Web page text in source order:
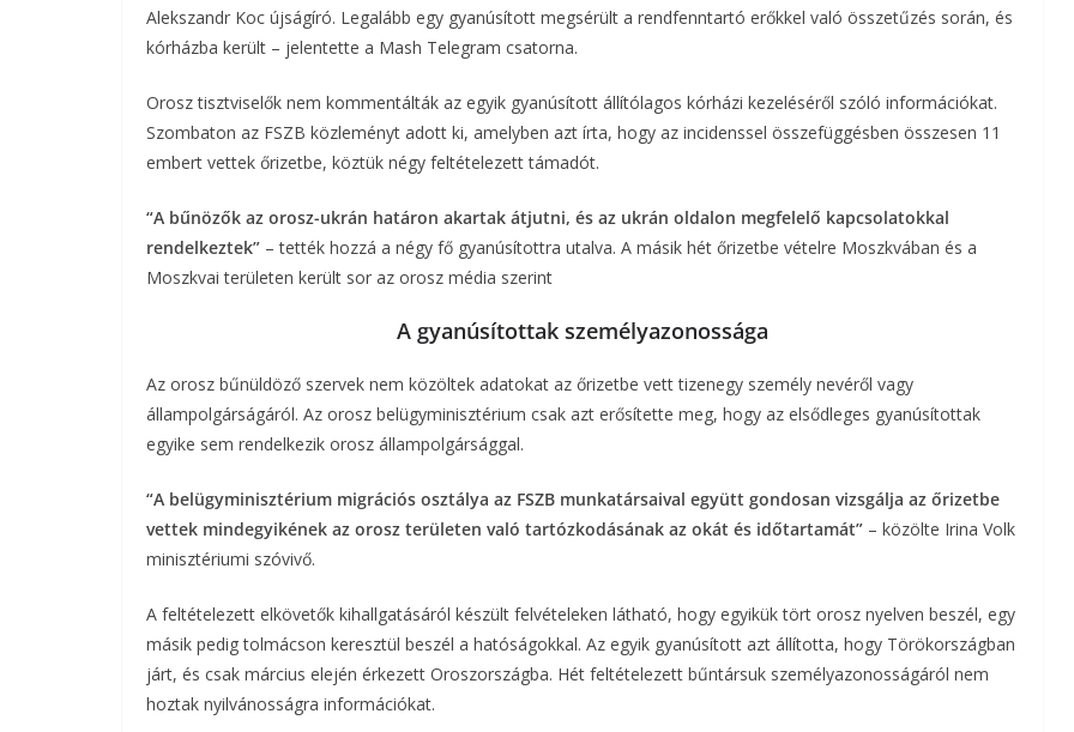
Alekszandr Koc újságíró. Legalább egy gyanúsított megsérült a rendfenntartó erőkkel való összetűzés során, és
kórházba került – jelentette a Mash Telegram csatorna.
Orosz tisztviselők nem kommentálták az egyik gyanúsított állítólagos kórházi kezeléséről szóló információkat.
Szombaton az FSZB közleményt adott ki, amelyben azt írta, hogy az incidenssel összefüggésben összesen 11
embert vettek őrizetbe, köztük négy feltételezett támadót.
“A bűnözők az orosz-ukrán határon akartak átjutni, és az ukrán oldalon megfelelő kapcsolatokkal
rendelkeztek” – tették hozzá a négy fő gyanúsítottra utalva. A másik hét őrizetbe vételre Moszkvában és a
Moszkvai területen került sor az orosz média szerint
A gyanúsítottak személyazonossága
Az orosz bűnüldöző szervek nem közöltek adatokat az őrizetbe vett tizenegy személy nevéről vagy
állampolgárságáról. Az orosz belügyminisztérium csak azt erősítette meg, hogy az elsődleges gyanúsítottak
egyike sem rendelkezik orosz állampolgársággal.
“A belügyminisztérium migrációs osztálya az FSZB munkatársaival együtt gondosan vizsgálja az őrizetbe
vettek mindegyikének az orosz területen való tartózkodásának az okát és időtartamát” – közölte Irina Volk
minisztériumi szóvivő.
A feltételezett elkövetők kihallgatásáról készült felvételeken látható, hogy egyikük tört orosz nyelven beszél, egy
másik pedig tolmácson keresztül beszél a hatóságokkal. Az egyik gyanúsított azt állította, hogy Törökországban
járt, és csak március elején érkezett Oroszországba. Hét feltételezett bűntársuk személyazonosságáról nem
hoztak nyilvánosságra információkat.